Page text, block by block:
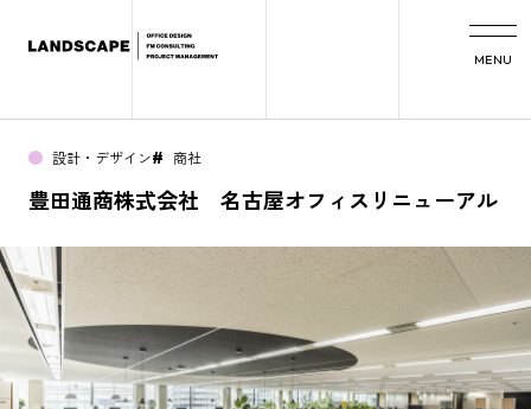
MENU
設計・デザイン# 商社
豊田通商株式会社 名古屋オフィスリニューアル